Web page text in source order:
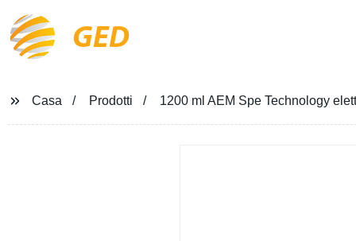
GED
Casa Prodotti 1200 ml AEM Spe Technology